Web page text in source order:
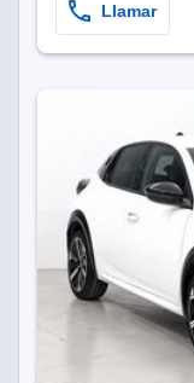
Llamar